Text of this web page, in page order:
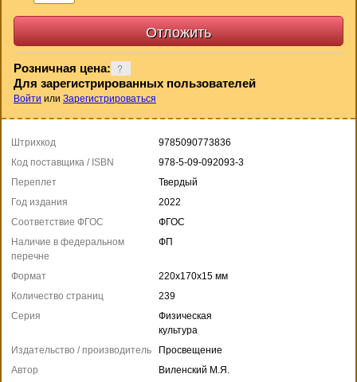
Розничная цена:
Для зарегистрированных пользователей
Войти или Зарегистрироваться
Штрихкод
9785090773836
Код поставщика / ISBN
978-5-09-092093-3
Переплет
Твердый
Год издания
2022
Соответствие ФГОС
ФГОС
Наличие в федеральном
перечне
ФП
Формат
220x170x15 мм
Количество страниц
239
Серия
Физическая
культура
Издательство / производитель
Просвещение
Автор
Виленский М.Я.